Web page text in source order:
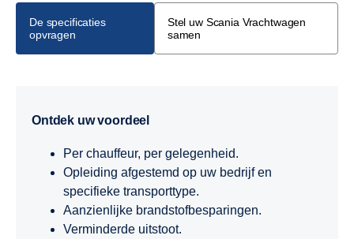
De specificaties
opvragen
Stel uw Scania Vrachtwagen
samen
Ontdek uw voordeel
Per chauffeur, per gelegenheid.
Opleiding afgestemd op uw bedrijf en
specifieke transporttype.
Aanzienlijke brandstofbesparingen.
Verminderde uitstoot.